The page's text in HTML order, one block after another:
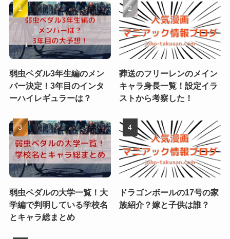
弱虫ペダル3年生編のメン
バー決定！3年目のインタ
ーハイレギュラーは？
葬送のフリーレンのメイン
キャラ身長一覧！設定イラ
ストから考察した！
弱虫ペダルの大学一覧！大
学編で判明している学校名
とキャラ総まとめ
ドラゴンボールの17号の家
族紹介？嫁と子供は誰？